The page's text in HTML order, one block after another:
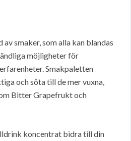
smaker, som alla kan blandas
möjligheter för
Smakpaletten
och söta till de mer vuxna,
Bitter Grapefrukt och
koncentrat bidra till din